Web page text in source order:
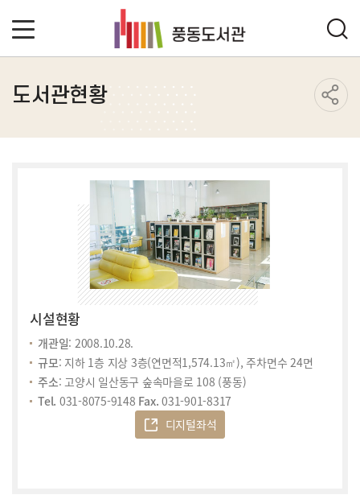
도서관현황
시설현황
개관일: 2008.10.28.
규모: 지하 1층 지상 3층(연면적1,574.13㎡), 주차면수 24면
주소: 고양시 일산동구 숲속마을로 108 (풍동)
Tel. 031-8075-9148 Fax. 031-901-8317
디지털좌석